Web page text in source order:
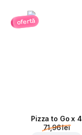
ofertă
Pizza to Go x 4
71,96 lei